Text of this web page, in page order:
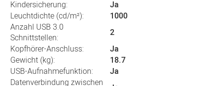
Kindersicherung:
Ja
Leuchtdichte (cd/m²):
1000
Anzahl USB 3.0
Schnittstellen:
2
Kopfhörer-Anschluss:
Ja
Gewicht (kg):
18.7
USB-Aufnahmefunktion:
Ja
Datenverbindung zwischen